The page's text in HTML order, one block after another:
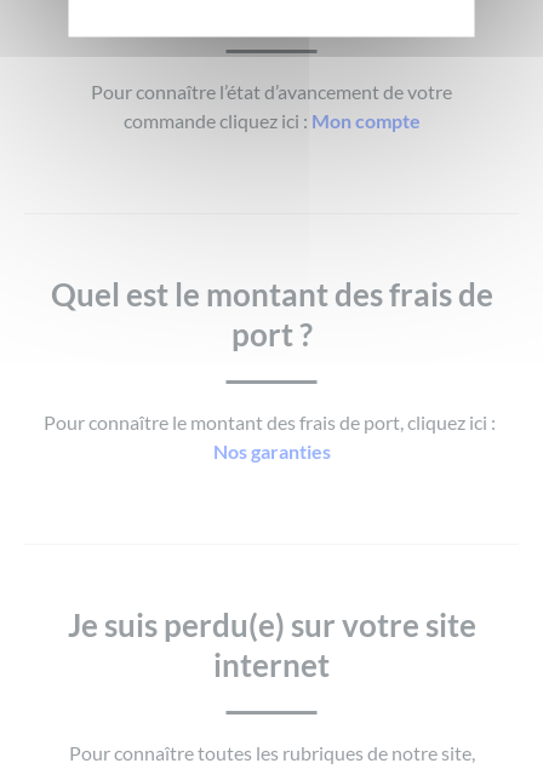
Pour connaître l’état d’avancement de votre
commande cliquez ici : Mon compte
Quel est le montant des frais de
port ?
Pour connaître le montant des frais de port, cliquez ici :
Nos garanties
Je suis perdu(e) sur votre site
internet
Pour connaître toutes les rubriques de notre site,